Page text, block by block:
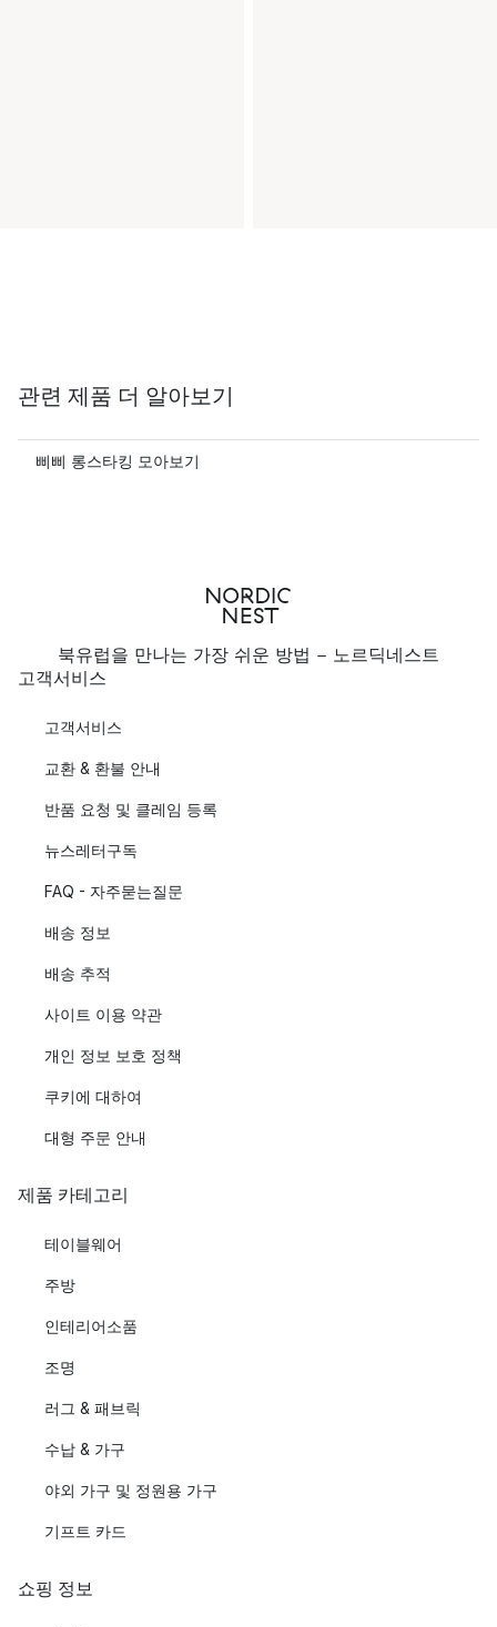
관련 제품 더 알아보기
삐삐 롱스타킹 모아보기
북유럽을 만나는 가장 쉬운 방법 - 노르딕네스트
고객서비스
고객서비스
교환 & 환불 안내
반품 요청 및 클레임 등록
뉴스레터구독
FAQ - 자주묻는질문
배송 정보
배송 추적
사이트 이용 약관
개인 정보 보호 정책
쿠키에 대하여
대형 주문 안내
제품 카테고리
테이블웨어
주방
인테리어소품
조명
러그 & 패브릭
수납 & 가구
야외 가구 및 정원용 가구
기프트 카드
쇼핑 정보